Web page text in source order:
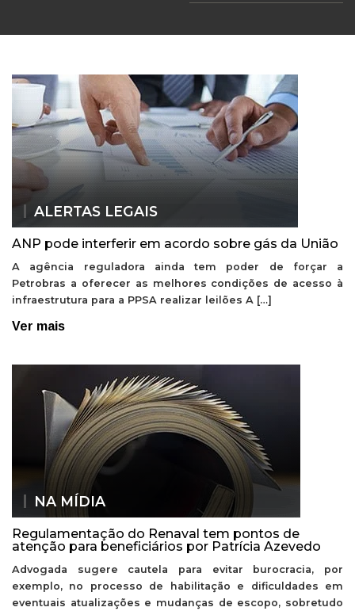
ALERTAS LEGAIS
ANP pode interferir em acordo sobre gás da União
A agência reguladora ainda tem poder de forçar a
Petrobras a oferecer as melhores condições de acesso à
infraestrutura para a PPSA realizar leilões A […]
Ver mais
NA MÍDIA
Regulamentação do Renaval tem pontos de
atenção para beneficiários por Patrícia Azevedo
Advogada sugere cautela para evitar burocracia, por
exemplo, no processo de habilitação e dificuldades em
eventuais atualizações e mudanças de escopo, sobretudo